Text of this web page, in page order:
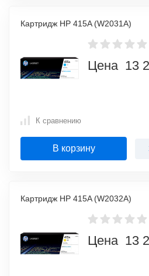
Картридж HP 415A (W2031A)
Цена 13
К сравнению
В корзину
Картридж HP 415A (W2032A)
Цена 13